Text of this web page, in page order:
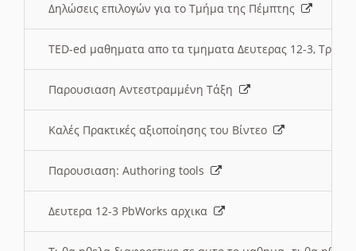
Δηλώσεις επιλογών για το Τμήμα της Πέμπτης
TED-ed μαθηματα απο τα τμηματα Δευτερας 12-3,
Παρουσιαση Αντεστραμμένη Τάξη
Καλές Πρακτικές αξιοποίησης του Βίντεο
Παρουσιαση: Authoring tools
Δευτερα 12-3 PbWorks αρχικα